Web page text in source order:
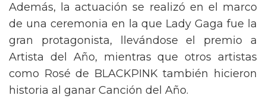
Además, la actuación se realizó en el marco
de una ceremonia en la que Lady Gaga fue la
gran protagonista, llevándose el premio a
Artista del Año, mientras que otros artistas
como Rosé de BLACKPINK también hicieron
historia al ganar Canción del Año.